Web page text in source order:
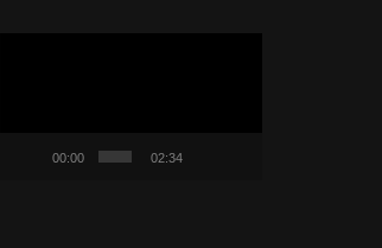
00:00 02:34